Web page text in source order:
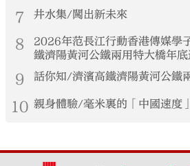
7 井水集/闖出新未來
8
2026年范長江行動香港傳媒學
鐵濟陽黃河公鐵兩用特大橋年
港生見證大國基建實力
9 話你知/濟濱高鐵濟陽黃河公鐵
10 親身體驗/毫米裏的「中國速度」